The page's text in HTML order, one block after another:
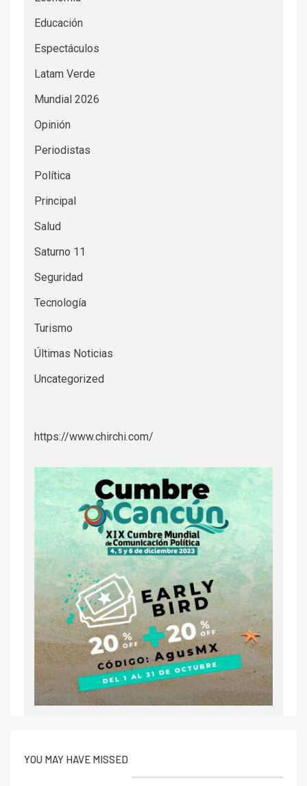
Educación
Espectáculos
Latam Verde
Mundial 2026
Opinión
Periodistas
Política
Principal
Salud
Saturno 11
Seguridad
Tecnología
Turismo
Últimas Noticias
Uncategorized
https://www.chirchi.com/
YOU MAY HAVE MISSED